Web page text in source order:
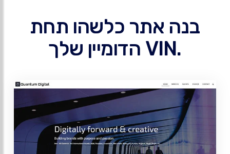
בנה אתר כלשהו תחת
.VIN הדומיין שלך